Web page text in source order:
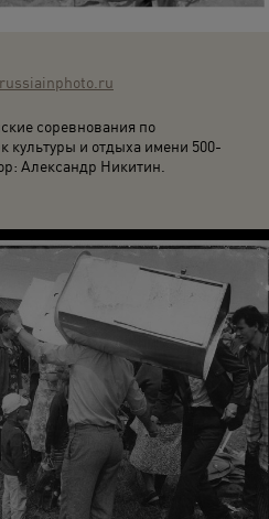
соревнования по
культуры и отдыха имени 500-
Александр Никитин.